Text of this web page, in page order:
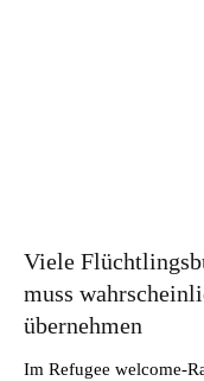
Viele
muss
übernehmen
Im Refugee welcome-